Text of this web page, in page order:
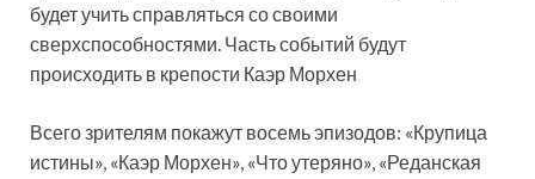
будет учить справляться со своими
сверхспособностями. Часть событий будут
происходить в крепости Каэр Морхен
Всего зрителям покажут восемь эпизодов: «Крупица
истины», «Каэр Морхен», «Что утеряно», «Реданская